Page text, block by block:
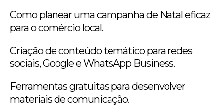
Como planear uma campanha de Natal eficaz
para o comércio local.
Criação de conteúdo temático para redes
sociais, Google e WhatsApp Business.
Ferramentas gratuitas para desenvolver
materiais de comunicação.